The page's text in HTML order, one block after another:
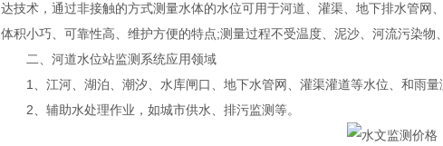
达技术，通过非接触的方式测量水体的水位可用于河道、灌渠、地下排水管网
体积小巧、可靠性高、维护方便的特点;测量过程不受温度、泥沙、河流污染物
二、河道水位站监测系统应用领域
1、江河、湖泊、潮汐、水库闸口、地下水管网、灌渠灌道等水位、和雨量
2、辅助水处理作业，如城市供水、排污监测等。